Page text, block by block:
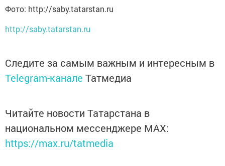
Фото: http://saby.tatarstan.ru
http://saby.tatarstan.ru
Следите за самым важным и интересным в
Telegram-канале Татмедиа
Читайте новости Татарстана в
национальном мессенджере MАХ:
https://max.ru/tatmedia